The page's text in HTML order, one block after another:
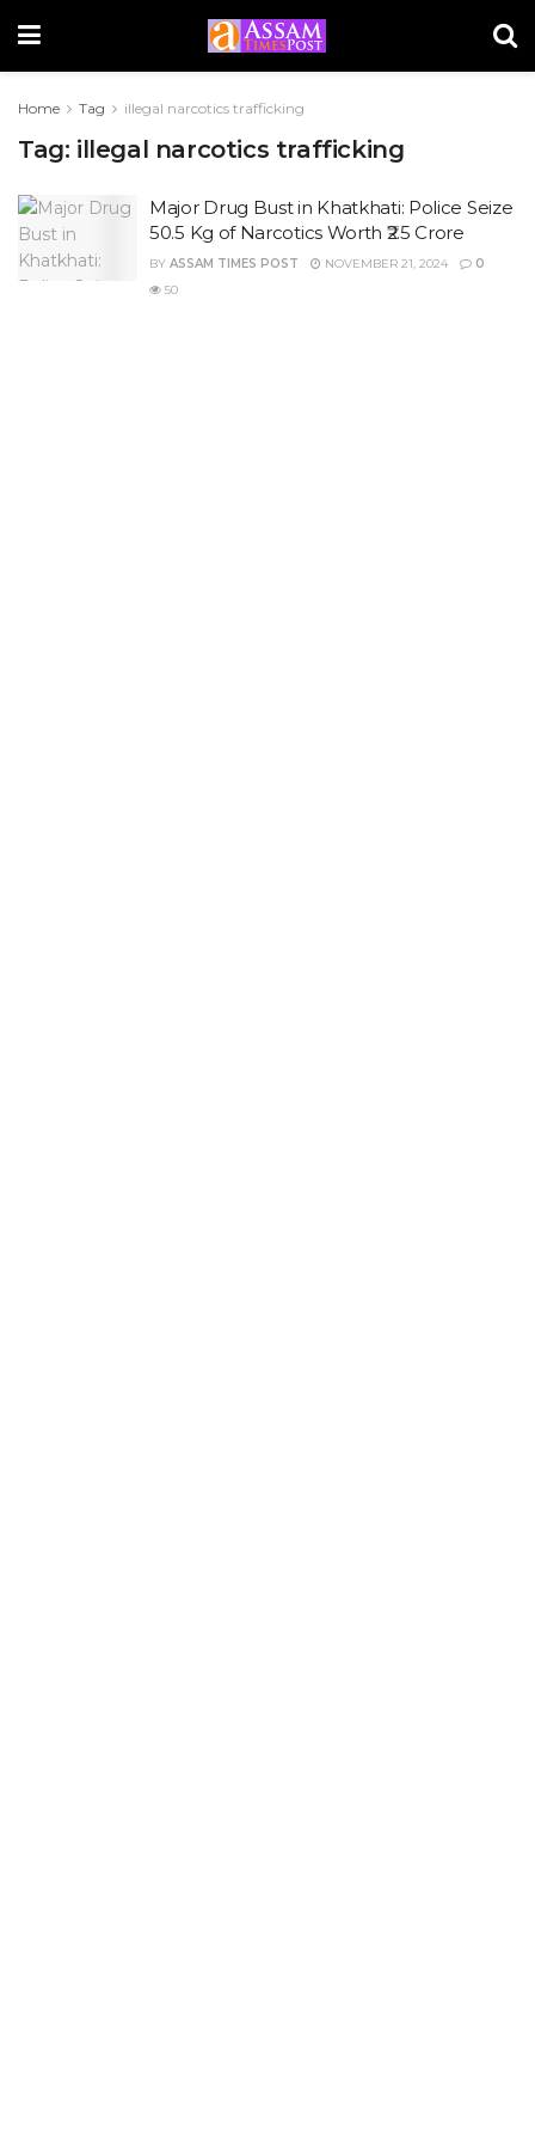
Home Tag illegal narcotics trafficking
Tag: illegal narcotics trafficking
Major Drug Bust in Khatkhati: Police Seize
50.5 Kg of Narcotics Worth ₹2.5 Crore
BY ASSAM TIMES POST NOVEMBER 21, 2024
0
50